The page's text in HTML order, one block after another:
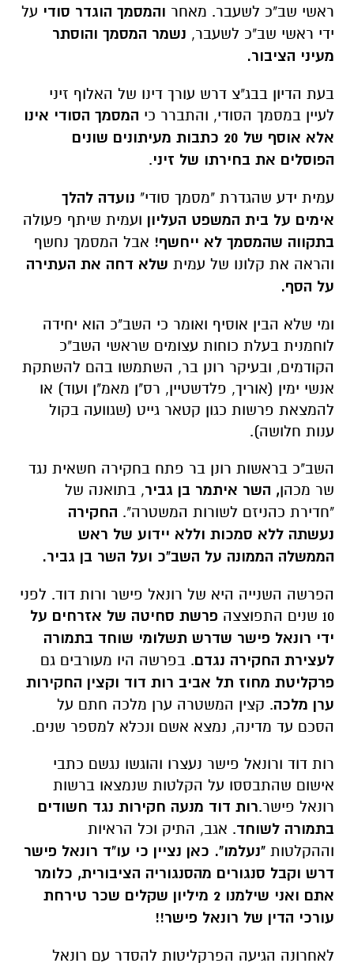
ראשי שב"כ לשעבר. מאחר והמסמך הוגדר סודי על
ידי ראשי שב"כ לשעבר, נשמר המסמך והוסתר
מעיני הציבור.
בעת הדיון בבג"צ דרש עורך דינו של האלוף זיני
לעיין במסמך הסודי, והתברר כי המסמך הסודי אינו
אלא אוסף של 20 כתבות מעיתונים שונים
הפוסלים את בחירתו של זיני.
עמית ידע שהגדרת "מסמך סודי" נועדה להלך
אימים על בית המשפט העליון ועמית שיתף פעולה
בתקווה שהמסמך לא ייחשף! אבל המסמך נחשף
והראה את קלונו של עמית שלא דחה את העתירה
על הסף.
ומי שלא הבין אוסיף ואומר כי השב"כ הוא יחידה
לוחמנית בעלת כוחות עצומים שראשי השב"כ
הקודמים, ובעיקר רונן בר, השתמשו בהם להשתקת
אנשי ימין (אוריך, פלדשטיין, רס"ן מאמ"ן ועוד) או
להמצאת פרשות כגון קטאר גייט (שגוועה בקול
ענות חלושה).
השב"כ בראשות רונן בר פתח בחקירה חשאית נגד
שר מכהן, השר איתמר בן גביר, בתואנה של
"חדירת כהניזם לשורות המשטרה". החקירה
נעשתה ללא סמכות וללא יידוע של ראש
הממשלה הממונה על השב"כ ועל השר בן גביר.
הפרשה השנייה היא של רונאל פישר ורות דוד. לפני
10 שנים התפוצצה
פרשת סחיטה של אזרחים על
ידי רונאל פישר שדרש תשלומי שוחד בתמורה
לעצירת החקירה נגדם. בפרשה היו מעורבים גם
פרקליטת מחוז תל אביב רות דוד וקצין החקירות
ערן מלכה. קצין המשטרה ערן מלכה חתם על
הסכם עד מדינה, נמצא אשם ונכלא למספר שנים.
רות דוד ורונאל פישר נעצרו והוגשו נגשם כתבי
אישום שהתבססו על הקלטות שנמצאו ברשות
רונאל פישר.רות דוד מנעה חקירות נגד חשודים
בתמורה לשוחד. אגב, התיק וכל הראיות
וההקלטות "נעלמו". כאן נציין כי עו"ד רונאל פישר
דרש וקבל סנגורים מהסנגוריה הציבורית, כלומר
אתם ואני שילמנו 2 מיליון שקלים שכר טירחת
עורכי הדין של רונאל פישר!!
לאחרונה הגיעה הפרקליטות להסדר עם רונאל